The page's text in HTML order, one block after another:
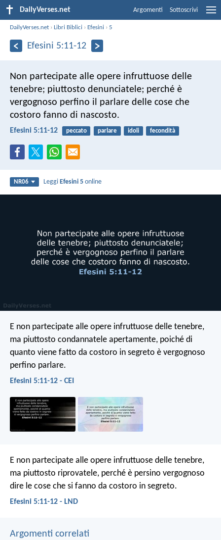
DailyVerses.net Argomenti Sottoscrivi
DailyVerses.net ›Libri Biblici › Efesini ›5
Efesini 5:11-12
Non partecipate alle opere infruttuose delle
tenebre; piuttosto denunciatele; perché è
vergognoso perfino il parlare delle cose che
costoro fanno di nascosto.
Efesini 5:11-12 peccato parlare idoli fecondità
NR06 LeggiEfesini 5 online
E non partecipate alle opere infruttuose delle tenebre,
ma piuttosto condannatele apertamente, poiché di
quanto viene fatto da costoro in segreto è vergognoso
perfino parlare.
Efesini 5:11-12 - CEI
E non partecipate alle opere infruttuose delle tenebre,
ma piuttosto riprovatele, perché è persino vergognoso
dire le cose che si fanno da costoro in segreto.
Efesini 5:11-12 - LND
Argomenti correlati